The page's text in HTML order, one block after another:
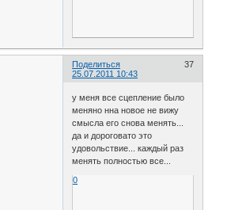
Поделиться
37
25.07.2011 10:43
у меня все сцепление было
меняно нна новое не вижу
смысла его снова менять...
да и дороговато это
удовольствие... каждый раз
менять полностью все...
0